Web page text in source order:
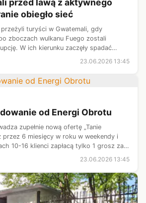
przed lawą z aktywnego
obiegło sieć
turyści w Gwatemali, gdy
zboczach wulkanu Fuego zostali
W ich kierunku zaczęły spadać
zmuszając uczestników wyprawy do
23.06.2026 13:45
od Energi Obrotu
zupełnie nową ofertę „Tanie
przez 6 miesięcy w roku w weekendy i
10-16 klienci zapłacą tylko 1 grosz za
prądu!
23.06.2026 13:45